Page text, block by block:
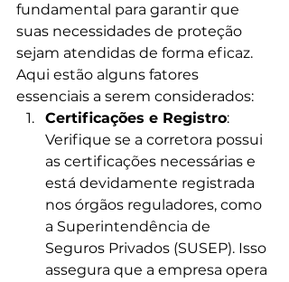
fundamental para garantir que
suas necessidades de proteção
sejam atendidas de forma eficaz.
Aqui estão alguns fatores
essenciais a serem considerados:
Certificações e Registro:
Verifique se a corretora possui
as certificações necessárias e
está devidamente registrada
nos órgãos reguladores, como
a Superintendência de
Seguros Privados (SUSEP). Isso
assegura que a empresa opera